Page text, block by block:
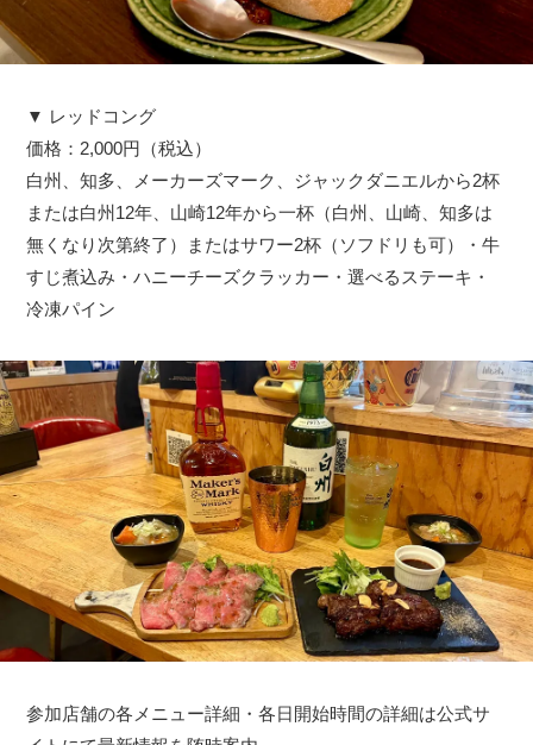
▼ レッドコング
価格：2,000円（税込）
白州、知多、メーカーズマーク、ジャックダニエルから2杯
または白州12年、山崎12年から一杯（白州、山崎、知多は
無くなり次第終了）またはサワー2杯（ソフドリも可）・牛
すじ煮込み・ハニーチーズクラッカー・選べるステーキ・
冷凍パイン
参加店舗の各メニュー詳細・各日開始時間の詳細は公式サ